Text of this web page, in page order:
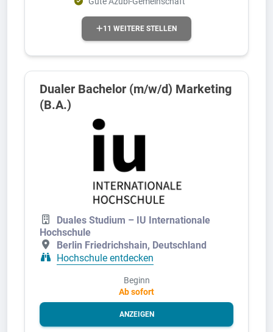
11 WEITERE STELLEN
Dualer Bachelor (m/w/d) Marketing
(B.A.)
Duales Studium – IU Internationale
Hochschule
Berlin Friedrichshain, Deutschland
Hochschule entdecken
Beginn
Ab sofort
ANZEIGEN